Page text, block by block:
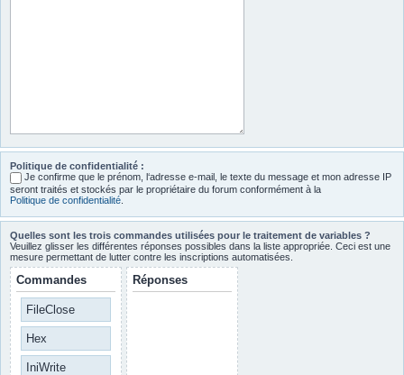
Politique de confidentialité :
Je confirme que le prénom, l‘adresse e-mail, le texte du message et mon adresse IP
seront traités et stockés par le propriétaire du forum conformément à la
Politique de confidentialité
Quelles sont les trois commandes utilisées pour le traitement de variables ?
Veuillez glisser les différentes réponses possibles dans la liste appropriée. Ceci est une
mesure permettant de lutter contre les inscriptions automatisées.
Commandes
FileClose
Hex
IniWrite
Réponses